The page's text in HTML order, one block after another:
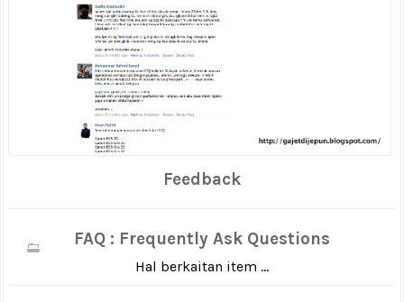
Feedback
FAQ : Frequently Ask Questions
Hal berkaitan item ...